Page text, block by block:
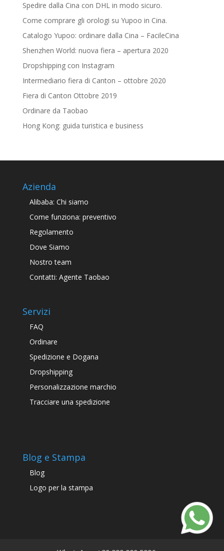
Spedire dalla Cina con DHL in modo sicuro.
Come comprare gli orologi su Yupoo in Cina.
Catalogo Yupoo: ordinare dalla Cina – FacileCina
Shenzhen World: nuova fiera – apertura 2020
Dropshipping con Instagram
Intermediario fiera di Canton – ottobre 2020
Fiera di Canton Ottobre 2019
Ordinare da Taobao
Hong Kong: guida turistica e business
Azienda
Alibaba: Chi siamo
Come funziona: preventivo
Regolamento
Dove Siamo
Nostro team
Contatti: Agente Taobao
Servizi
FAQ
Ordinare
Spedizione e Dogana
Dropshipping
Personalizzazione marchio
Tracciare una spedizione
Blog e Stampa
Blog
Logo per la stampa